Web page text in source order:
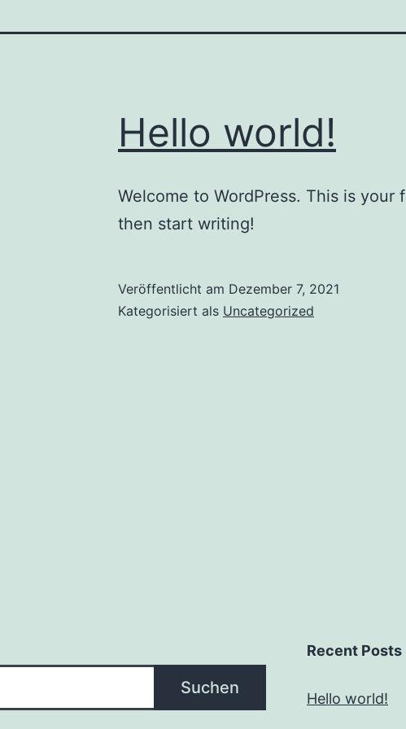
Hello world!
Welcome to WordPress. This is your
then start writing!
Veröffentlicht am Dezember 7, 2021
Kategorisiert als Uncategorized
Suchen
Recent Posts
Hello world!